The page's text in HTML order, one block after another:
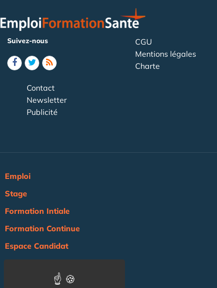
Suivez-nous
CGU
Mentions légales
Charte
Contact
Newsletter
Publicité
Emploi
Stage
Formation Intiale
Formation Continue
Espace Candidat